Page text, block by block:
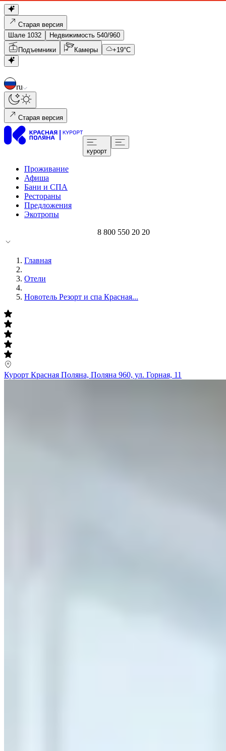
Старая версия
Шале 1032
Недвижимость 540/960
Подъемники
Камеры +19°C
ru
Старая версия
курорт
Проживание
Афиша
Бани и СПА
Рестораны
Предложения
Экотропы
8 800 550 20 20
Главная
Отели
Новотель Резорт и спа Красная...
Курорт Красная Поляна, Поляна 960, ул. Горная, 11